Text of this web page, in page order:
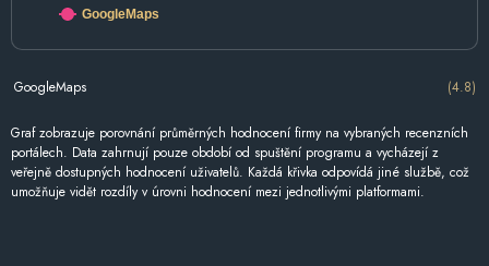
GoogleMaps
GoogleMaps (4.8)
Graf zobrazuje porovnání průměrných hodnocení firmy na vybraných recenzních
portálech. Data zahrnují pouze období od spuštění programu a vycházejí z
veřejně dostupných hodnocení uživatelů. Každá křivka odpovídá jiné službě, což
umožňuje vidět rozdíly v úrovni hodnocení mezi jednotlivými platformami.